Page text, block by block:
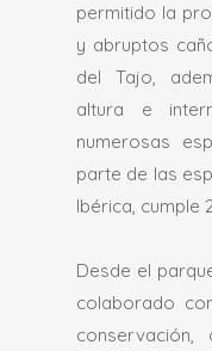
permitido la
y abruptos
del Tajo,
altura e
numerosas
parte de las
Ibérica, cumple
Desde el
colaborado
conservación,